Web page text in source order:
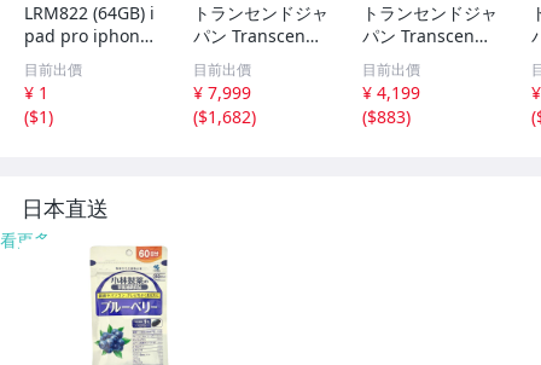
LRM822 (64GB) i
pad pro iphone
用usbメモリ USB
-C/Micro usb/us
b 3.0 4in1 フラッ
シュドライブ 人
バー
目前出價
¥ 1
($1)
トランセンドジャ
パン Transcend
USBメモリ 256G
B USB3.1 & USB
3.0 スライド式 Je
tFlash PS4動作確
目前出價
¥ 7,999
($1,682)
トランセンドジャ
パン Transcend
USBメモリ 128G
B USB3.1 & USB
3.0 スライド式 Je
tFlash PS4動作確
目前出價
¥ 4,199
($883)
(
日本直送
看更多